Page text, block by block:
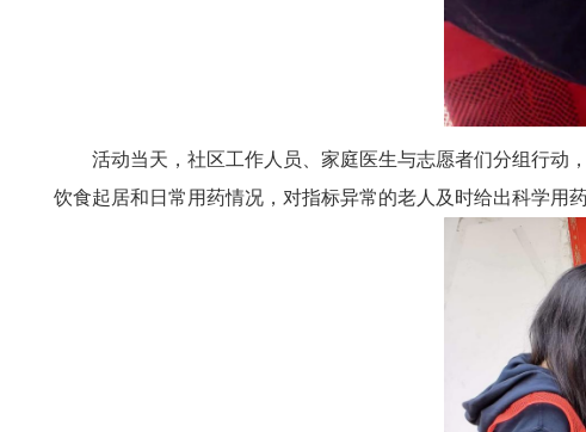
活动当天，社区工作人员、家庭医生与志愿者们分组行动
饮食起居和日常用药情况，对指标异常的老人及时给出科学用